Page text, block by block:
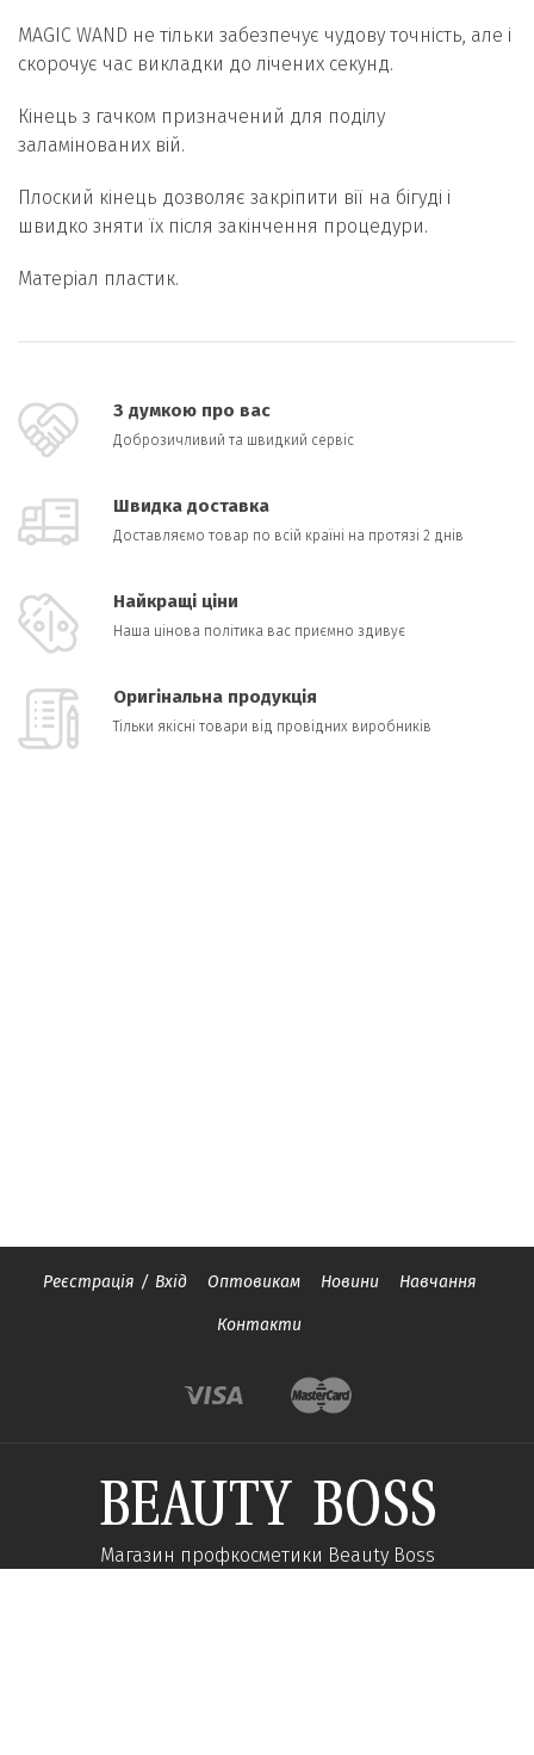
MAGIC WAND не тільки забезпечує чудову точність, але і
скорочує час викладки до лічених секунд.
Кінець з гачком призначений для поділу
заламінованих вій.
Плоский кінець дозволяє закріпити вії на бігуді і
швидко зняти їх після закінчення процедури.
Матеріал пластик.
З думкою про вас
Доброзичливий та швидкий сервіс
Швидка доставка
Доставляємо товар по всій країні на протязі 2 днів
Найкращі ціни
Наша цінова політика вас приємно здивує
Оригінальна продукція
Тільки якісні товари від провідних виробників
Реєстрація / Вхід Оптовикам Новини Навчання
Контакти
Магазин профкосметики Beauty Boss